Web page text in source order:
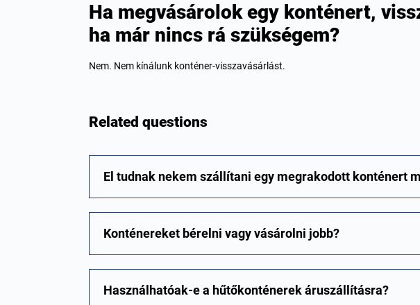
Ha megvásárolok egy konténert,
ha már nincs rá szükségem?
Nem. Nem kínálunk konténer-visszavásárlást.
Related questions
El tudnak nekem szállítani egy megrakodott konténert
Konténereket bérelni vagy vásárolni jobb?
Használhatóak-e a hűtőkonténerek áruszállításra?